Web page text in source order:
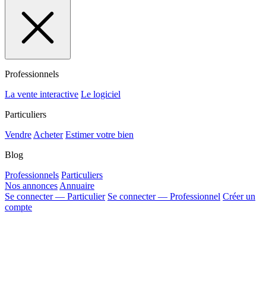
Professionnels
La vente interactive Le logiciel
Particuliers
Vendre Acheter Estimer votre bien
Blog
Professionnels Particuliers
Nos annonces Annuaire
Se connecter — Particulier Se connecter — Professionnel Créer un
compte